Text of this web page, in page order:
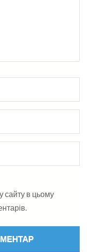
сайту в цьому